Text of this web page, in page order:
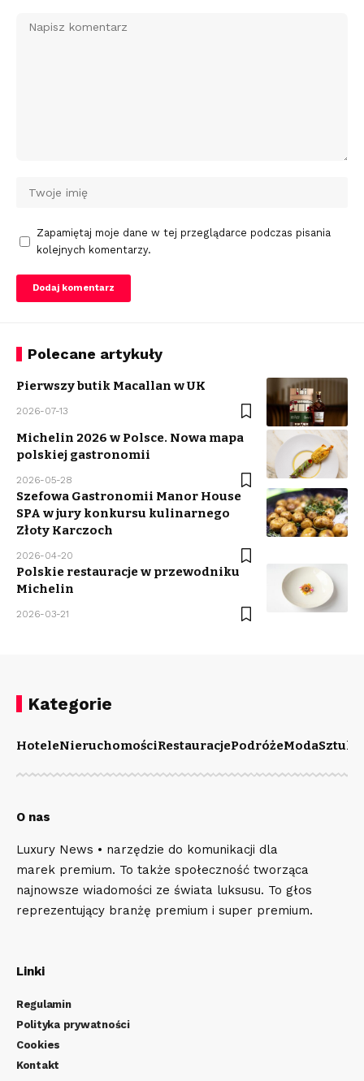
Zapamiętaj moje dane w tej przeglądarce podczas pisania
kolejnych komentarzy.
Polecane artykuły
Pierwszy butik Macallan w UK
2026-07-13
Michelin 2026 w Polsce. Nowa mapa
polskiej gastronomii
2026-05-28
Szefowa Gastronomii Manor House
SPA w jury konkursu kulinarnego
Złoty Karczoch
2026-04-20
Polskie restauracje w przewodniku
Michelin
2026-03-21
Kategorie
HoteleNieruchomościRestauracjePodróżeModaSztuka
O nas
Luxury News • narzędzie do komunikacji dla
marek premium. To także społeczność tworząca
najnowsze wiadomości ze świata luksusu. To głos
reprezentujący branżę premium i super premium.
Linki
Regulamin
Polityka prywatności
Cookies
Kontakt